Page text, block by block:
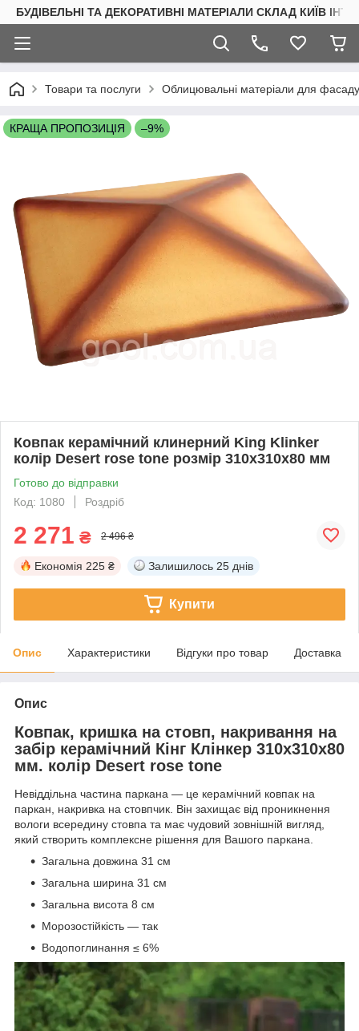
БУДІВЕЛЬНІ ТА ДЕКОРАТИВНІ МАТЕРІАЛИ СКЛАД КИЇВ
Товари та послуги Облицювальні матеріали для фасаду
КРАЩА ПРОПОЗИЦІЯ –9%
Ковпак керамічний клинерний King Klinker
колір Desert rose tone розмір 310х310х80 мм
Готово до відправки
Код: 1080
Роздріб
2 271 ₴ 2 496 ₴
Економія 225 ₴ Залишилось 25 днів
Купити
Опис Характеристики Відгуки про товар Доставка
Опис
Ковпак, кришка на стовп, накривання на
забір керамічний Кінг Клінкер 310х310х80
мм. колір Desert rose tone
Невіддільна частина паркана — це керамічний ковпак на
паркан, накривка на стовпчик. Він захищає від проникнення
вологи всередину стовпа та має чудовий зовнішній вигляд,
який створить комплексне рішення для Вашого паркана.
Загальна довжина 31 см
Загальна ширина 31 см
Загальна висота 8 см
Морозостійкість — так
Водопоглинання ≤ 6%